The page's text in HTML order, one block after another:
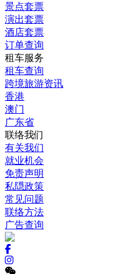
景点套票
演出套票
酒店套票
订单查询
租车服务
租车查询
跨境旅游资讯
香港
澳门
广东省
联络我们
有关我们
就业机会
免责声明
私隠政策
常见问题
联络方法
广告查询